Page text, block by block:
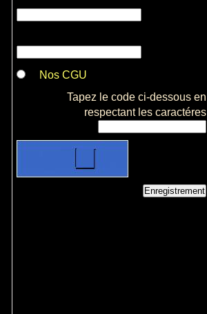
Nos CGU
Tapez le code ci-dessous en
respectant les caractéres